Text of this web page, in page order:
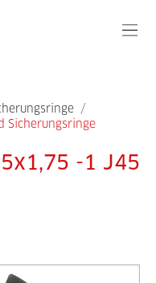
/
Sicherungsringe
-1 J45